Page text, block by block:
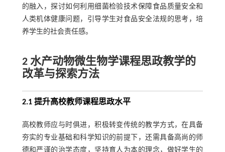
的融入，探讨如何利用细菌检验技术保障食品质量安全和
人类机体健康问题，引导学生对食品安全法规的思考，培
养学生的社会责任感。
2 水产动物微生物学课程思政教学的
改革与探索方法
2.1 提升高校教师课程思政水平
高校教师应与时俱进，积极转变传统的教学方式，在具备
夯实的专业基础和科学知识的前提下，还需具备高尚的师
德和严谨的治学态度，坚持育人为本的理念，做好学生的